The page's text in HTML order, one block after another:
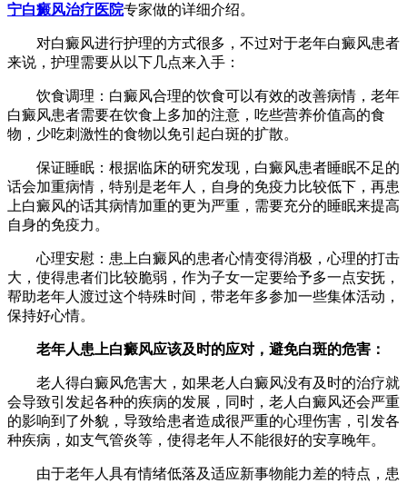
宁白癜风治疗医院专家做的详细介绍。
对白癜风进行护理的方式很多，不过对于老年白癜风患者
来说，护理需要从以下几点来入手：
饮食调理：白癜风合理的饮食可以有效的改善病情，老年
白癜风患者需要在饮食上多加的注意，吃些营养价值高的食
物，少吃刺激性的食物以免引起白斑的扩散。
保证睡眠：根据临床的研究发现，白癜风患者睡眠不足的
话会加重病情，特别是老年人，自身的免疫力比较低下，再患
上白癜风的话其病情加重的更为严重，需要充分的睡眠来提高
自身的免疫力。
心理安慰：患上白癜风的患者心情变得消极，心理的打击
大，使得患者们比较脆弱，作为子女一定要给予多一点安抚，
帮助老年人渡过这个特殊时间，带老年多参加一些集体活动，
保持好心情。
老年人患上白癜风应该及时的应对，避免白斑的危害：
老人得白癜风危害大，如果老人白癜风没有及时的治疗就
会导致引发起各种的疾病的发展，同时，老人白癜风还会严重
的影响到了外貌，导致给患者造成很严重的心理伤害，引发各
种疾病，如支气管炎等，使得老年人不能很好的安享晚年。
由于老年人具有情绪低落及适应新事物能力差的特点，患